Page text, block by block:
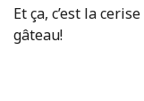
Et ça, c’est la
gâteau!